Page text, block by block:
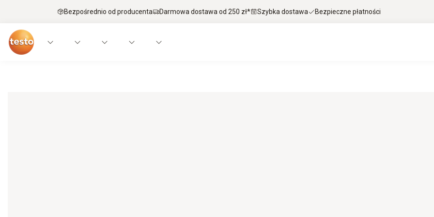
Bezpośrednio od producenta Darmowa dostawa od 250 zł* Szybka dostawa Bezpieczne płatności